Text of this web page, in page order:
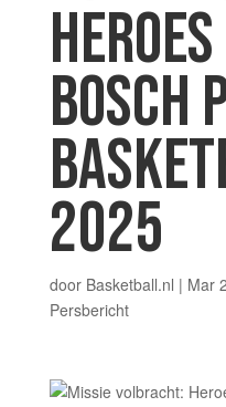
BOSCH
2025
door Basketball.nl | Mar
Persbericht